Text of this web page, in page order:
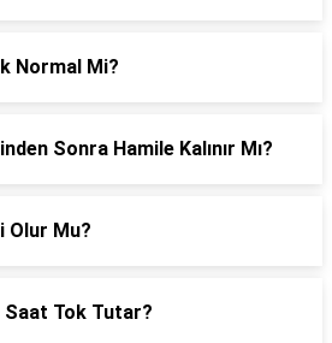
Normal Mi?
Sonra Hamile Kalınır Mı?
Olur Mu?
Tok Tutar?